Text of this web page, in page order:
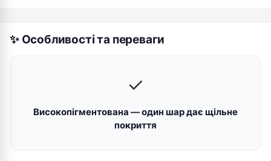
✨ Особливості та переваги
✓
Високопігментована — один шар дає щільне
покриття